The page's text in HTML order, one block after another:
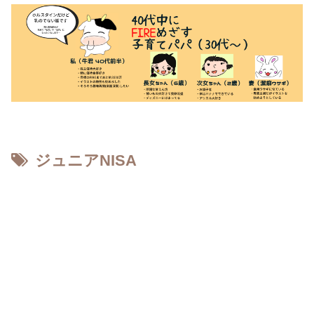
ジュニアNISA